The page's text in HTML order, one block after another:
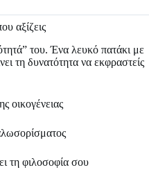
αξίζεις
του. Ένα λευκό πατάκι με
τη δυνατότητα να εκφραστείς
οικογένειας
τη φιλοσοφία σου